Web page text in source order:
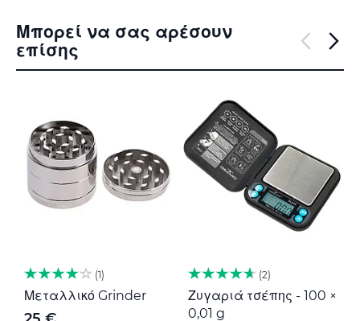
Μπορεί να σας αρέσουν
επίσης
1
Μεταλλικό Grinder
2
Ζυγαριά τσέπης - 100 ×
0,01 g